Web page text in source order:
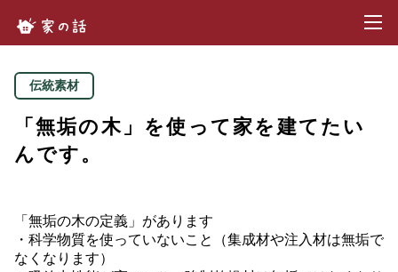
伝統素材
「無垢の木」を使って家を建てたい
んです。
「無垢の木の定義」があります
・科学物質を使っていないこと（集成材や注入材は無垢で
なくなります）